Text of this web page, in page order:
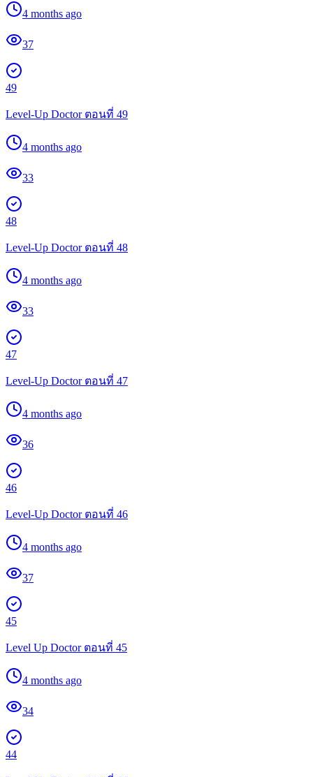
4 months ago
37
49
Level-Up Doctor ตอนที่ 49
4 months ago
33
48
Level-Up Doctor ตอนที่ 48
4 months ago
33
47
Level-Up Doctor ตอนที่ 47
4 months ago
36
46
Level-Up Doctor ตอนที่ 46
4 months ago
37
45
Level Up Doctor ตอนที่ 45
4 months ago
34
44